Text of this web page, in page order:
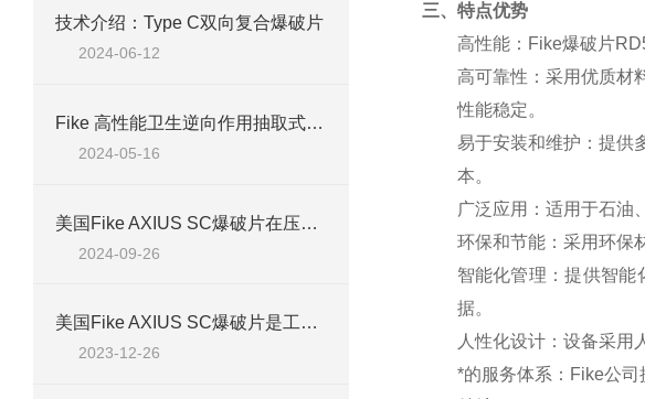
技术介绍：Type C双向复合爆破片
2024-06-12
Fike 高性能卫生逆向作用抽取式带划痕爆破片AXIUS SC 产品介绍
2024-05-16
美国Fike AXIUS SC爆破片在压力保护领域的新兴应用
2024-09-26
美国Fike AXIUS SC爆破片是工业安全的关键保障
2023-12-26
三、特点优势
高性能：Fike爆破片
高可靠性 ：采用优质
性能稳定。
易于安装和维护 ：提
本。
广泛应用 ：适用于石油
环保和节能：采用环保
智能化管理 ：提供智
据。
人性化设计：设备采用
*的服务体系 ：Fike公